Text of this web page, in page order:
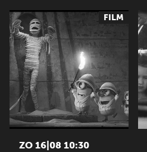
FILM
ZO 16|08 10:30